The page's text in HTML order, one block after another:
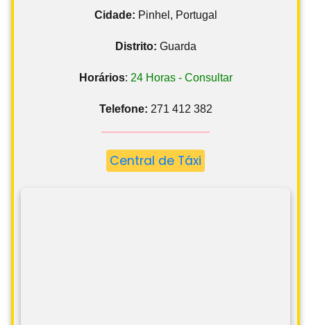
Cidade: Pinhel, Portugal
Distrito: Guarda
Horários: 24 Horas - Consultar
Telefone: 271 412 382
Central de Táxi